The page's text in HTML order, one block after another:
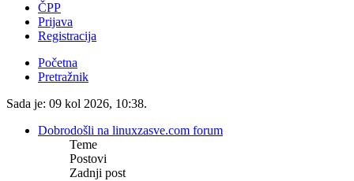
ČPP
Prijava
Registracija
Početna
Pretražnik
Sada je: 09 kol 2026, 10:38.
Dobrodošli na linuxzasve.com forum
Teme
Postovi
Zadnji post